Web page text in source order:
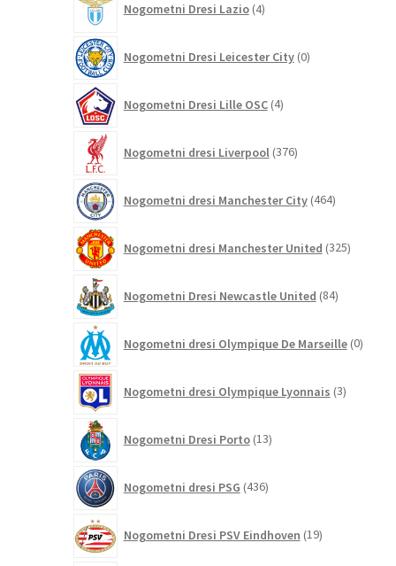
Nogometni Dresi Lazio 4izdelki
Nogometni Dresi Leicester City 0izdelkov
Nogometni Dresi Lille OSC 4izdelki
Nogometni dresi Liverpool 376izdelkov
Nogometni dresi Manchester City 464izdelkov
Nogometni dresi Manchester United 325izdelkov
Nogometni Dresi Newcastle United 84izdelkov
Nogometni dresi Olympique De Marseille 0
Nogometni dresi Olympique Lyonnais 3izdelki
Nogometni Dresi Porto 13izdelkov
Nogometni dresi PSG 436izdelkov
Nogometni Dresi PSV Eindhoven 19izdelkov